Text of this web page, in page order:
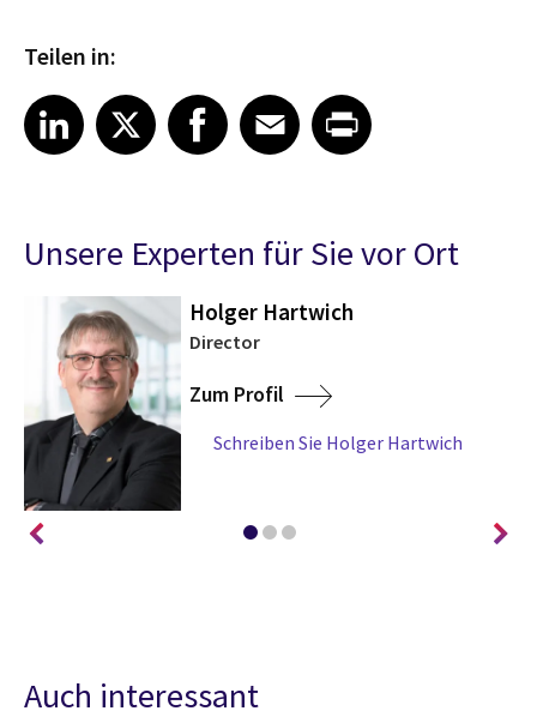
Teilen in:
Share article on LinkedIn
LinkedIn
Share article on XShare article on Facebook
Facebook
Share article on Email
EmailShare article on Print
Unsere Experten für Sie vor Ort
Holger Hartwich
Director
Zum Profil
Schreiben Sie Holger Hartwich
Auch interessant